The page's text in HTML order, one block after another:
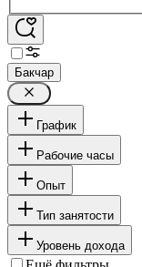
Бакчар
График
Рабочие часы
Опыт
Тип занятости
Уровень дохода